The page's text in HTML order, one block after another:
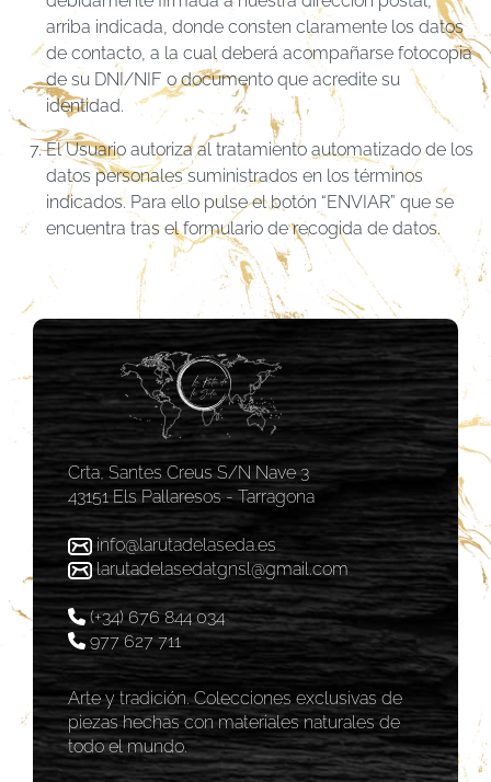
arriba indicada, donde consten claramente los datos
de contacto, a la cual deberá acompañarse fotocopia
de su DNI/NIF o documento que acredite su
identidad.
El Usuario autoriza al tratamiento automatizado de los
datos personales suministrados en los términos
indicados. Para ello pulse el botón “ENVIAR” que se
encuentra tras el formulario de recogida de datos.
Crta, Santes Creus S/N Nave 3
43151 Els Pallaresos - Tarragona
info@larutadelaseda.es
larutadelasedatgnsl@gmail.com
(+34) 676 844 034
977 627 711
Arte y tradición. Colecciones exclusivas de
piezas hechas con materiales naturales de
todo el mundo.